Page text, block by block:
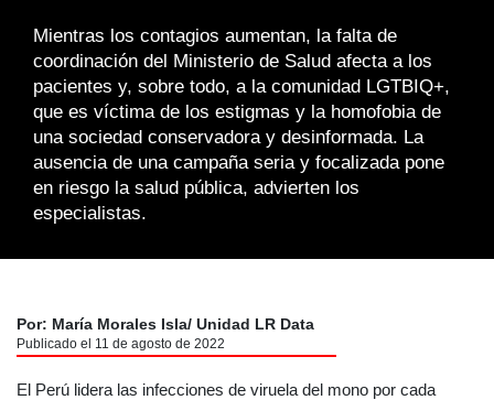
Mientras los contagios aumentan, la falta de
coordinación del Ministerio de Salud afecta a los
pacientes y, sobre todo, a la comunidad LGTBIQ+,
que es víctima de los estigmas y la homofobia de
una sociedad conservadora y desinformada. La
ausencia de una campaña seria y focalizada pone
en riesgo la salud pública, advierten los
especialistas.
Por: María Morales Isla/ Unidad LR Data
Publicado el 11 de agosto de 2022
El Perú lidera las infecciones de viruela del mono por cada